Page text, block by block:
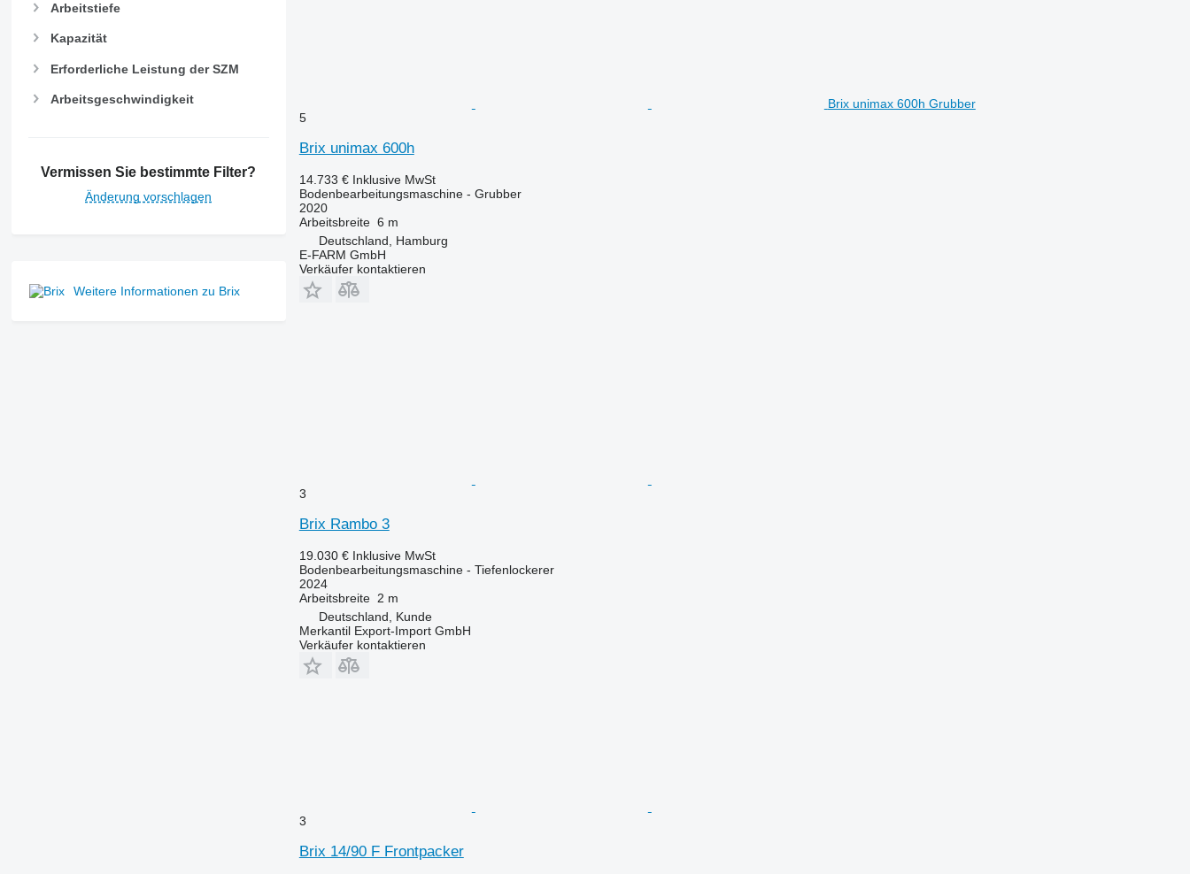
Arbeitstiefe
Kapazität
Erforderliche Leistung der SZM
Arbeitsgeschwindigkeit
Vermissen Sie bestimmte Filter?
Änderung vorschlagen
Weitere Informationen zu Brix
Brix unimax 600h Grubber
5
Brix unimax 600h
14.733 € Inklusive MwSt
Bodenbearbeitungsmaschine - Grubber
2020
Arbeitsbreite 6 m
Deutschland, Hamburg
E-FARM GmbH
Verkäufer kontaktieren
3
Brix Rambo 3
19.030 € Inklusive MwSt
Bodenbearbeitungsmaschine - Tiefenlockerer
2024
Arbeitsbreite 2 m
Deutschland, Kunde
Merkantil Export-Import GmbH
Verkäufer kontaktieren
3
Brix 14/90 F Frontpacker